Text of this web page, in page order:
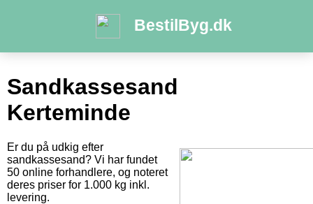
BestilByg.dk
Sandkassesand
Kerteminde
Er du på udkig efter
sandkassesand? Vi har fundet
50 online forhandlere, og noteret
deres priser for 1.000 kg inkl.
levering.